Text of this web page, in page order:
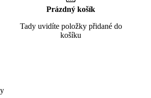
Prázdný košík
Tady uvidíte položky přidané do
košíku